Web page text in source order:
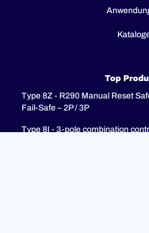
Top
Type 8Z - R290 Manual Reset
Fail-Safe – 2P / 3P
Type 8I - 3-pole combination